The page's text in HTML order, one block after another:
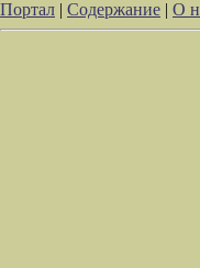
Портал | Содержание | О